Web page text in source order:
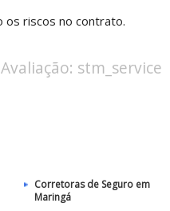
os riscos no contrato.
Avaliação: stm_service
Corretoras de Seguro em
Maringá